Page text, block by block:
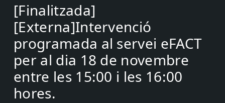
[Finalitzada]
[Externa]Intervenció
programada al servei eFACT
per al dia 18 de novembre
entre les 15:00 i les 16:00
hores.